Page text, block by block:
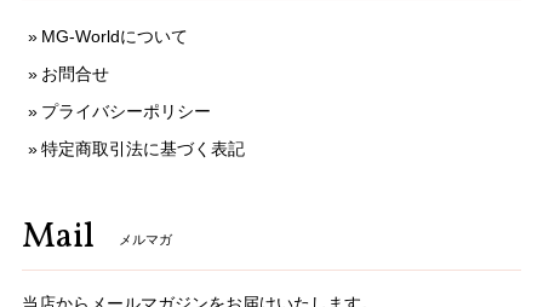
MG-Worldについて
お問合せ
プライバシーポリシー
特定商取引法に基づく表記
Mail メルマガ